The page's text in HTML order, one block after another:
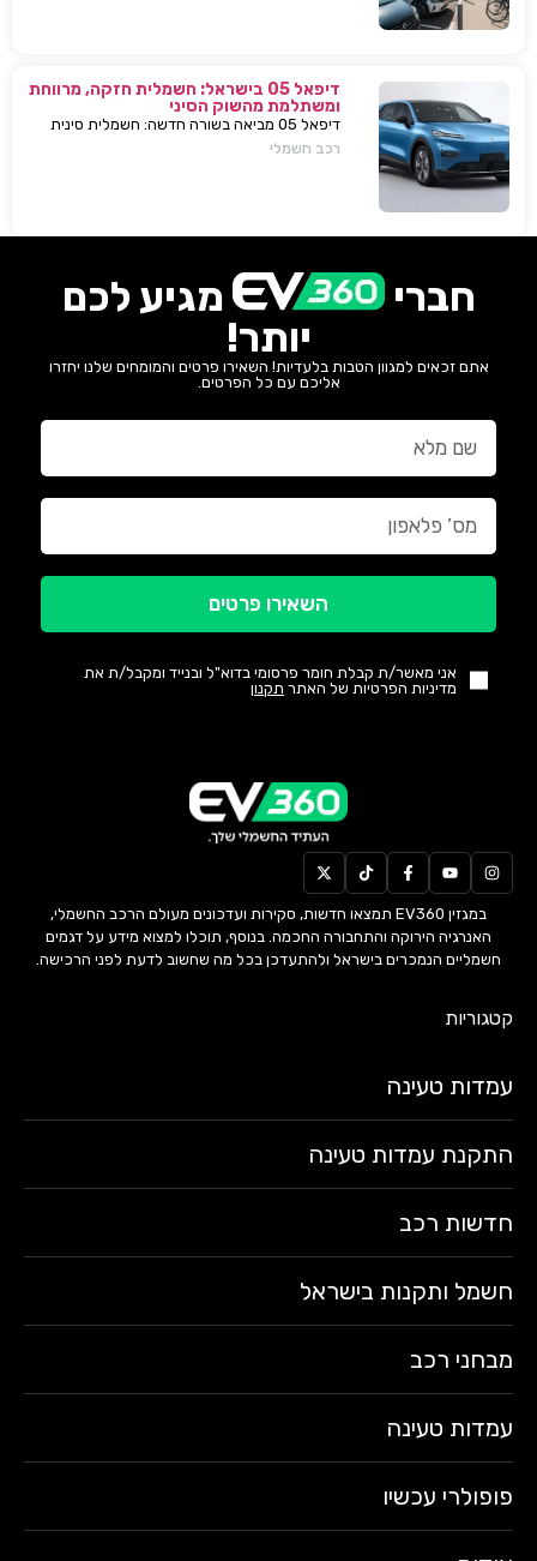
דיפאל 05 בישראל: חשמלית חזקה, מרווחת
ומשתלמת מהשוק הסיני
דיפאל 05 מביאה בשורה חדשה: חשמלית סינית
חזקה, גדולה וזולה שמאיימת לערער את מתחרות
רכב חשמלי
חברי
מגיע לכם
יותר!
אתם זכאים למגוון הטבות בלעדיות! השאירו פרטים והמומחים שלנו יחזרו
אליכם עם כל הפרטים.
אני מאשר/ת קבלת חומר פרסומי בדוא"ל ובנייד ומקבל/ת את
מדיניות הפרטיות של האתר תקנון
השאירו פרטים
במגזין EV360 תמצאו חדשות, סקירות ועדכונים מעולם הרכב החשמלי,
האנרגיה הירוקה והתחבורה החכמה. בנוסף, תוכלו למצוא מידע על דגמים
חשמליים הנמכרים בישראל ולהתעדכן בכל מה שחשוב לדעת לפני הרכישה.
קטגוריות
עמדות טעינה
התקנת עמדות טעינה
חדשות רכב
חשמל ותקנות בישראל
מבחני רכב
עמדות טעינה
פופולרי עכשיו